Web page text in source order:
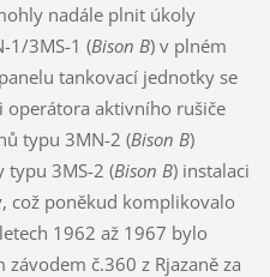
nadále plnit úkoly
1/3MS-1 (Bison B) v plném
tankovací jednotky se
operátora aktivního rušiče
typu 3MN-2 (Bison B)
typu 3MS-2 (Bison B) instalaci
což poněkud komplikovalo
1962 až 1967 bylo
č.360 z Rjazaně za